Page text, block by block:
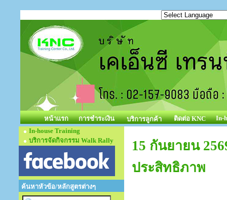
หน้าแรก การชำระเงิน บริการลูกค้า ติดต่อ KNC
In-
In-house Training
บริการจัดกิจกรรม Walk Rally
ค้นหาหัวข้อ/หลักสูตรต่างๆ
15 กันยายน
ประสิทธิภาพ